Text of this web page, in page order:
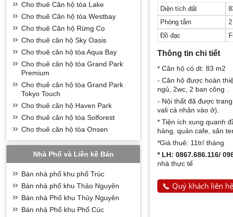
Diện tích đất
Phòng tắm
2
Đồ đạc
Thông tin chi tiết
* Căn hộ có dt: 83 m2
- Căn hộ được hoàn
ngủ, 2wc, 2 ban công .
- Nội thất đã được
vali cá nhân vào ở).
* Tiện ích xung quanh
hàng, quán cafe, sân
*Giá thuê: 11tr/ tháng
* LH: 0867.686.116/
nhà thực tế
Quý khách liên
Cho thuê Căn hộ tòa Lake
Cho thuê Căn hộ tòa Westbay
Cho thuê Căn hộ Rừng Cọ
Cho thuê căn hộ Sky Oasis
Cho thuê căn hộ tòa Aqua Bay
Cho thuê căn hộ tòa Grand Park
Premium
Cho thuê căn hộ tòa Grand Park
Tokyo Touch
Cho thuê căn hộ Haven Park
Cho thuê căn hộ tòa Solforest
Cho thuê căn hộ tòa Onsen
Nhà Phố và Liền kề Bán
Bán nhà phố khu phố Trúc
Bán nhà phố khu Thảo Nguyên
Bán nhà Phố khu Thủy Nguyên
Bán nhà Phố khu Phố Cúc